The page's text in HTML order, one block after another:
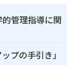
的管理指導に関
プの手引き」